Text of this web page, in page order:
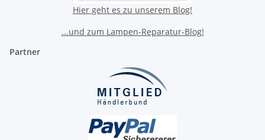
Hier geht es zu unserem Blog!
...und zum Lampen-Reparatur-Blog!
Partner